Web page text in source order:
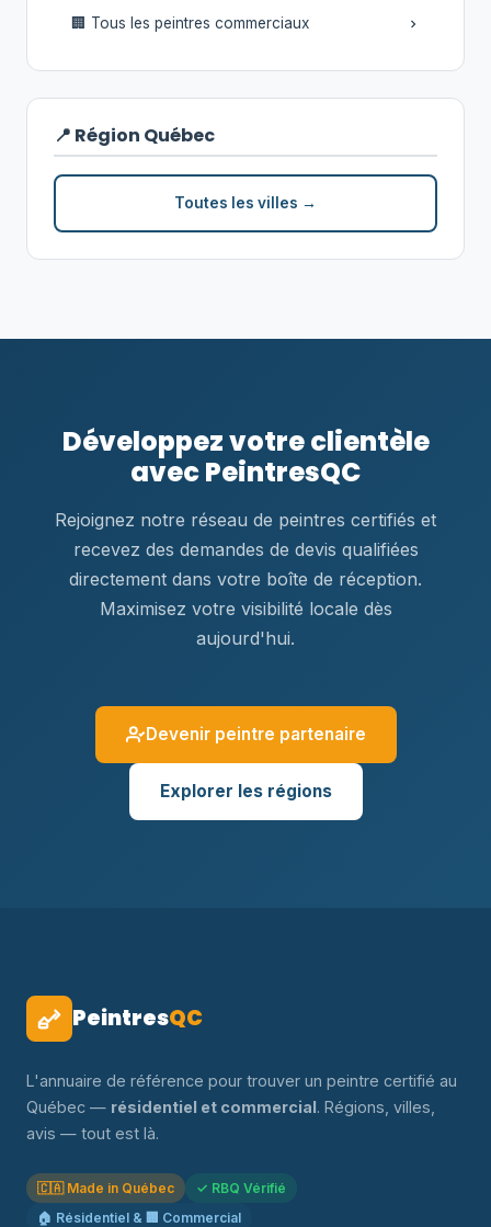
🏢 Tous les peintres commerciaux
📍 Région Québec
Toutes les villes →
Développez votre clientèle
avec PeintresQC
Rejoignez notre réseau de peintres certifiés et
recevez des demandes de devis qualifiées
directement dans votre boîte de réception.
Maximisez votre visibilité locale dès
aujourd'hui.
Devenir peintre partenaire
Explorer les régions
PeintresQC
L'annuaire de référence pour trouver un peintre certifié au
Québec — résidentiel et commercial. Régions, villes,
avis — tout est là.
🇨🇦 Made in Québec
✓ RBQ Vérifié
🏠 Résidentiel & 🏢 Commercial